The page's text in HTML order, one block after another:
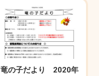
竜の子だより 2020年